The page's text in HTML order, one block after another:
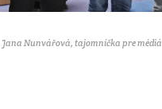
Jana Nunvářová, tajomníčka pre médiá